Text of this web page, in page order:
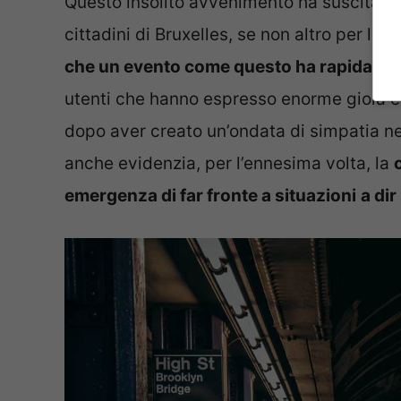
cittadini di Bruxelles, se non altro per la
che un evento come questo ha
utenti che hanno espresso enorme gioia
dopo aver creato un’ondata di simpatia
anche evidenzia, per l’ennesima volta, la
emergenza di far fronte a situazioni a